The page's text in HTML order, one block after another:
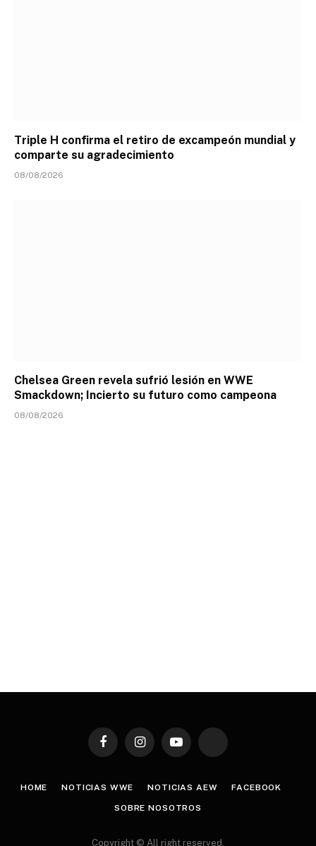
Triple H confirma el retiro de excampeón mundial y
comparte su agradecimiento
08/08/2026
Chelsea Green revela sufrió lesión en WWE
Smackdown; Incierto su futuro como campeona
08/08/2026
FacebookInstagramYouTube TikTok
HOME NOTICIAS WWE NOTICIAS AEW FACEBOOK
SOBRE NOSOTROS
Copyright © All right reserved.